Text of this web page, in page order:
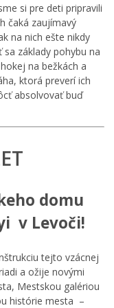
si pre deti pripravili
čaká zaujímavý
na nich ešte nikdy
základy pohybu na
na bežkách a
ktorá preverí ich
absolvovať buď
domu
v Levoči!
tejto vzácnej
a ožije novými
Mestskou galériou
histórie mesta –